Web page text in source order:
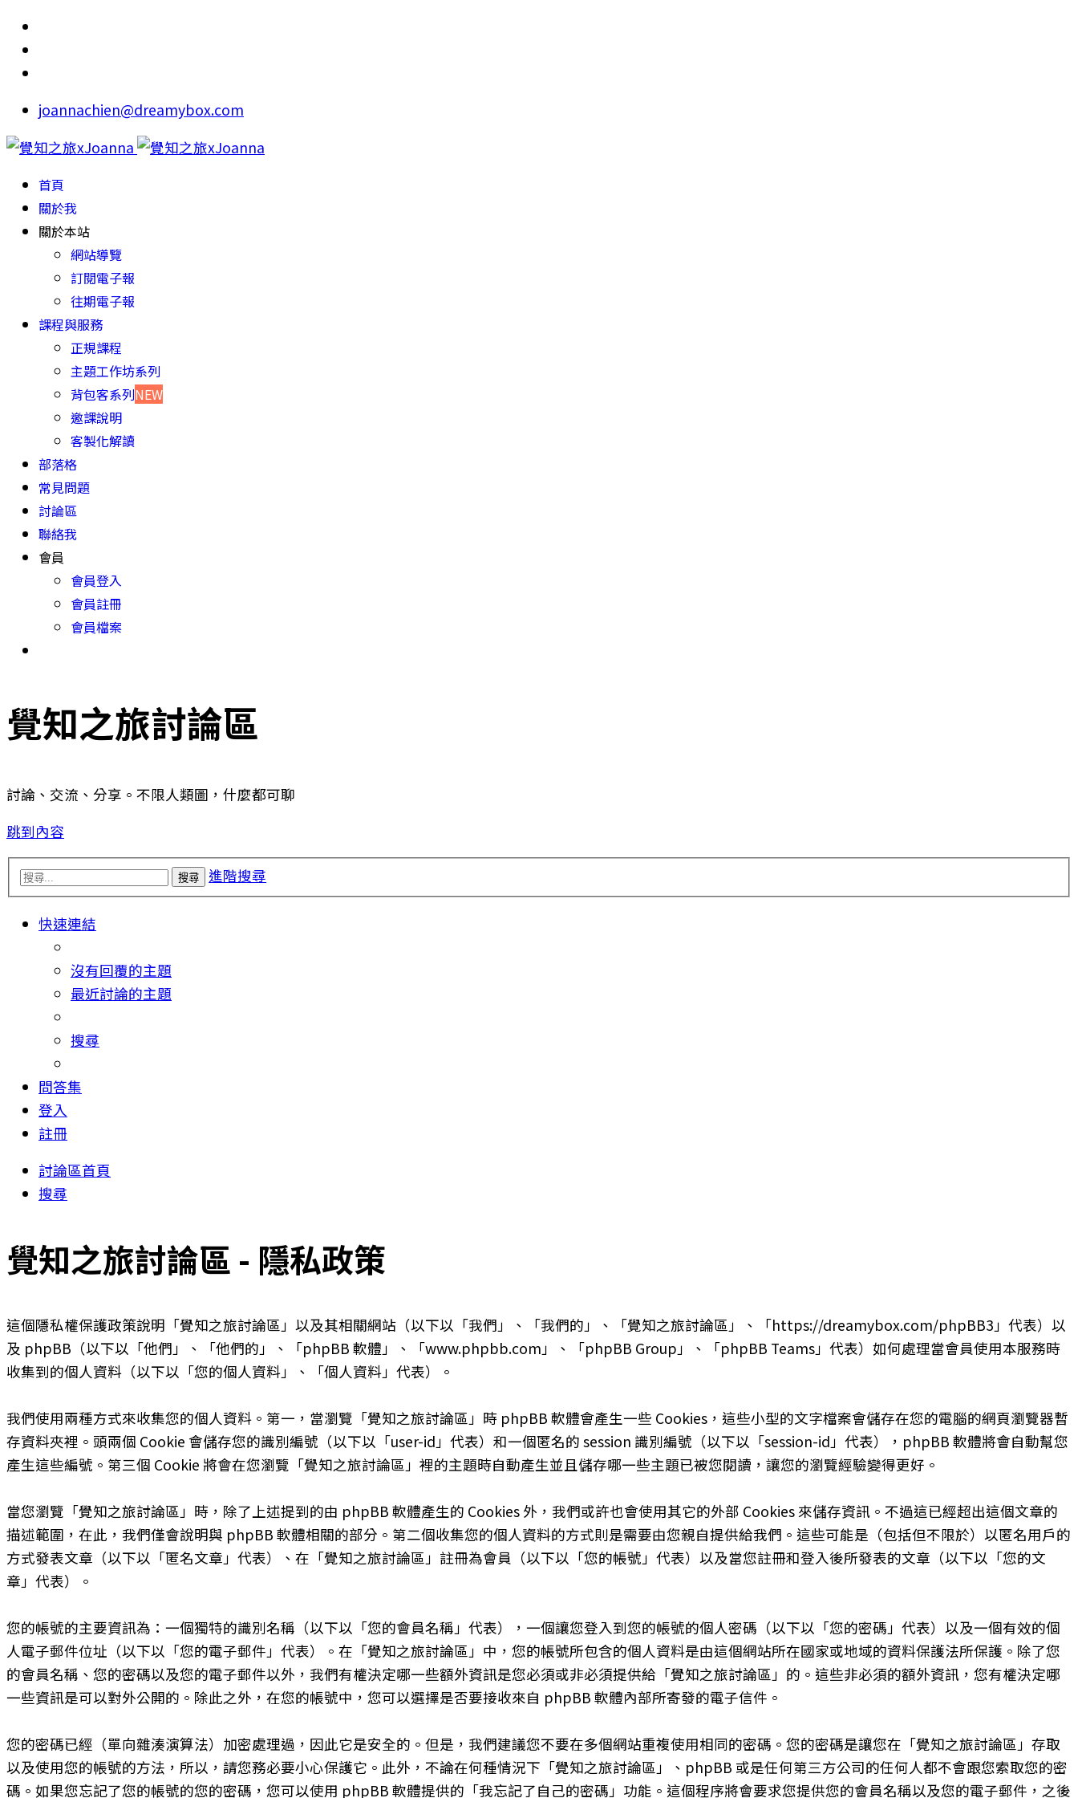
joannachien@dreamybox.com
首頁
關於我
關於本站
網站導覽
訂閱電子報
往期電子報
課程與服務
正規課程
主題工作坊系列
背包客系列NEW
邀課說明
客製化解讀
部落格
常見問題
討論區
聯絡我
會員
會員登入
會員註冊
會員檔案
覺知之旅討論區
討論、交流、分享。不限人類圖，什麼都可聊
跳到內容
搜尋 進階搜尋
快速連結
沒有回覆的主題
最近討論的主題
搜尋
問答集
登入
註冊
討論區首頁
搜尋
覺知之旅討論區 - 隱私政策
這個隱私權保護政策說明「覺知之旅討論區」以及其相關網站（以下以「我們」、「我們的」、「覺知之旅討論區」、「https://dreamybox.com/phpBB3」代表）以
及 phpBB（以下以「他們」、「他們的」、「phpBB 軟體」、「www.phpbb.com」、「phpBB Group」、「phpBB Teams」代表）如何處理當會員使用本服務時
收集到的個人資料（以下以「您的個人資料」、「個人資料」代表）。
我們使用兩種方式來收集您的個人資料。第一，當瀏覽「覺知之旅討論區」時 phpBB 軟體會產生一些 Cookies，這些小型的文字檔案會儲存在您的電腦的網頁瀏覽器暫
存資料夾裡。頭兩個 Cookie 會儲存您的識別編號（以下以「user-id」代表）和一個匿名的 session 識別編號（以下以「session-id」代表），phpBB 軟體將會自動幫您
產生這些編號。第三個 Cookie 將會在您瀏覽「覺知之旅討論區」裡的主題時自動產生並且儲存哪一些主題已被您閱讀，讓您的瀏覽經驗變得更好。
當您瀏覽「覺知之旅討論區」時，除了上述提到的由 phpBB 軟體產生的 Cookies 外，我們或許也會使用其它的外部 Cookies 來儲存資訊。不過這已經超出這個文章的
描述範圍，在此，我們僅會說明與 phpBB 軟體相關的部分。第二個收集您的個人資料的方式則是需要由您親自提供給我們。這些可能是（包括但不限於）以匿名用戶的
方式發表文章（以下以「匿名文章」代表）、在「覺知之旅討論區」註冊為會員（以下以「您的帳號」代表）以及當您註冊和登入後所發表的文章（以下以「您的文
章」代表）。
您的帳號的主要資訊為：一個獨特的識別名稱（以下以「您的會員名稱」代表），一個讓您登入到您的帳號的個人密碼（以下以「您的密碼」代表）以及一個有效的個
人電子郵件位址（以下以「您的電子郵件」代表）。在「覺知之旅討論區」中，您的帳號所包含的個人資料是由這個網站所在國家或地域的資料保護法所保護。除了您
的會員名稱、您的密碼以及您的電子郵件以外，我們有權決定哪一些額外資訊是您必須或非必須提供給「覺知之旅討論區」的。這些非必須的額外資訊，您有權決定哪
一些資訊是可以對外公開的。除此之外，在您的帳號中，您可以選擇是否要接收來自 phpBB 軟體內部所寄發的電子信件。
您的密碼已經（單向雜湊演算法）加密處理過，因此它是安全的。但是，我們建議您不要在多個網站重複使用相同的密碼。您的密碼是讓您在「覺知之旅討論區」存取
以及使用您的帳號的方法，所以，請您務必要小心保護它。此外，不論在何種情況下「覺知之旅討論區」、phpBB 或是任何第三方公司的任何人都不會跟您索取您的密
碼。如果您忘記了您的帳號的您的密碼，您可以使用 phpBB 軟體提供的「我忘記了自己的密碼」功能。這個程序將會要求您提供您的會員名稱以及您的電子郵件，之後